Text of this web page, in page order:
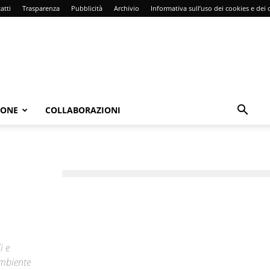
Trasparenza Pubblicità Archivio Informativa sull’uso dei cookies e dei
COLLABORAZIONI
e